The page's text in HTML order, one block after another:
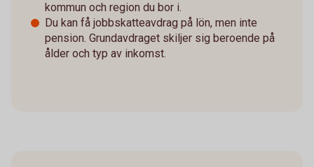
kommun och region du bor i.
Du kan få jobbskatteavdrag på lön, men inte
pension. Grundavdraget skiljer sig beroende på
ålder och typ av inkomst.